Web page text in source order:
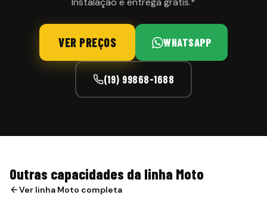
VER PREÇOS WHATSAPP
(19) 99868-1688
Outras capacidades da linha Moto
Ver linha Moto completa